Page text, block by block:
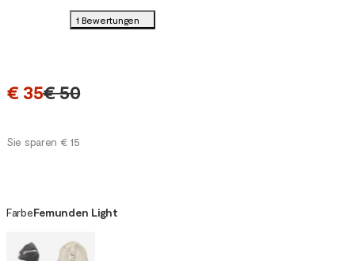
1 Bewertungen
€ 35€ 50
Sie sparen € 15
FarbeFemunden Light